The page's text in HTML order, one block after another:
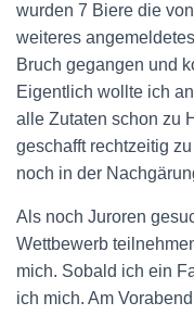
wurden 7 Biere die
weiteres
Bruch gegangen und
Eigentlich wollte ich
alle Zutaten schon zu
geschafft rechtzeitig
noch in der
Als noch Juroren
Wettbewerb
mich. Sobald ich ein
ich mich. Am